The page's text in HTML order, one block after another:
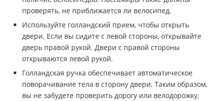
проверять, не приближается ли велосипед.
Используйте голландский прием, чтобы открыть
двери. Если вы сидите с левой стороны, открывайте
дверь правой рукой. Двери с правой стороны
открываются левой рукой.
Голландская ручка обеспечивает автоматическое
поворачивание тела в сторону двери. Таким образом,
вы не забудете проверить дорогу или велодорожку,